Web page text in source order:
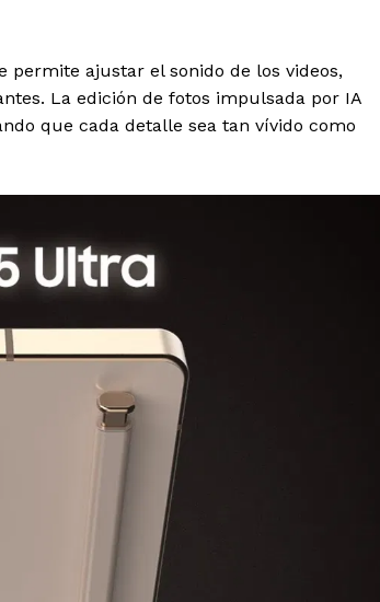
Menú
Yucatán
Sociedad y Negocios
Policíacas
Deportes
Municipios
permite ajustar el sonido de los videos,
La edición de fotos impulsada por IA
que cada detalle sea tan vívido como